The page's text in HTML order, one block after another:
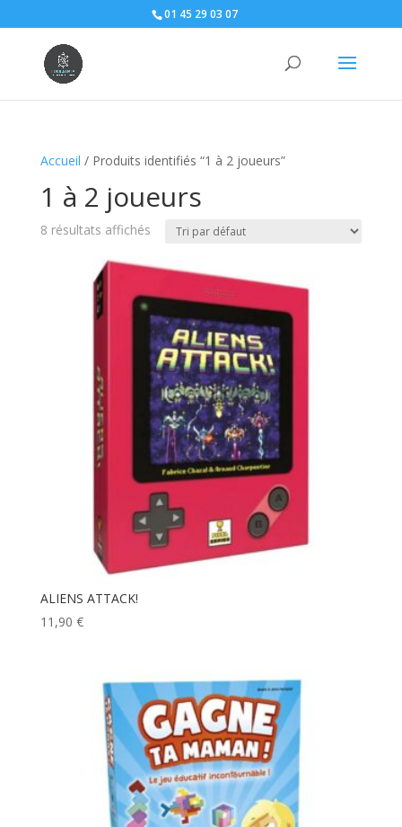
01 45 29 03 07
Accueil / Produits identifiés “1 à 2 joueurs”
1 à 2 joueurs
8 résultats affichés
ALIENS ATTACK!
11,90 €